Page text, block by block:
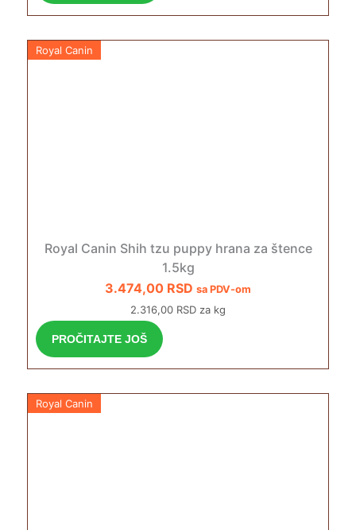
Royal Canin
Royal Canin Shih tzu puppy hrana za štence
1.5kg
3.474,00 RSD sa PDV-om
2.316,00 RSD za kg
PROČITAJTE JOŠ
Royal Canin